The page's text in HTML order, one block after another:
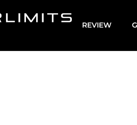
REVIEW